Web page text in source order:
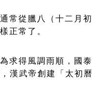
常從臘八（十二月
正常了。
求得風調雨順，國
漢武帝創建「太初